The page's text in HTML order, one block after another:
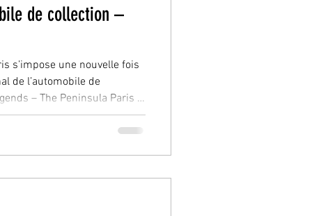
de collection –
s’impose une nouvelle fois
de l’automobile de
– The Peninsula Paris ,
orchestrée par Artcurial
Il incarne une vision